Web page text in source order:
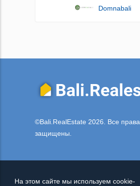
Domnabali
©Bali.RealEstate 2026. Все права
защищены.
На этом сайте мы используем cookie-